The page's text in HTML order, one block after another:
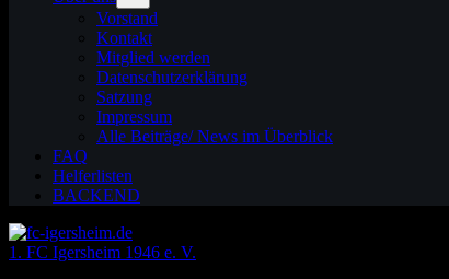
Vorstand
Kontakt
Mitglied werden
Datenschutzerklärung
Satzung
Impressum
Alle Beiträge/ News im Überblick
FAQ
Helferlisten
BACKEND
1. FC Igersheim 1946 e. V.